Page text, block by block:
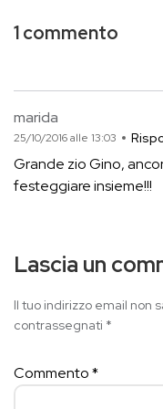
1 commento
marida
25/10/2016 alle 13:03
Grande zio Gino,
festeggiare insieme!!!
Lascia un
Il tuo indirizzo email non
contrassegnati *
Commento*